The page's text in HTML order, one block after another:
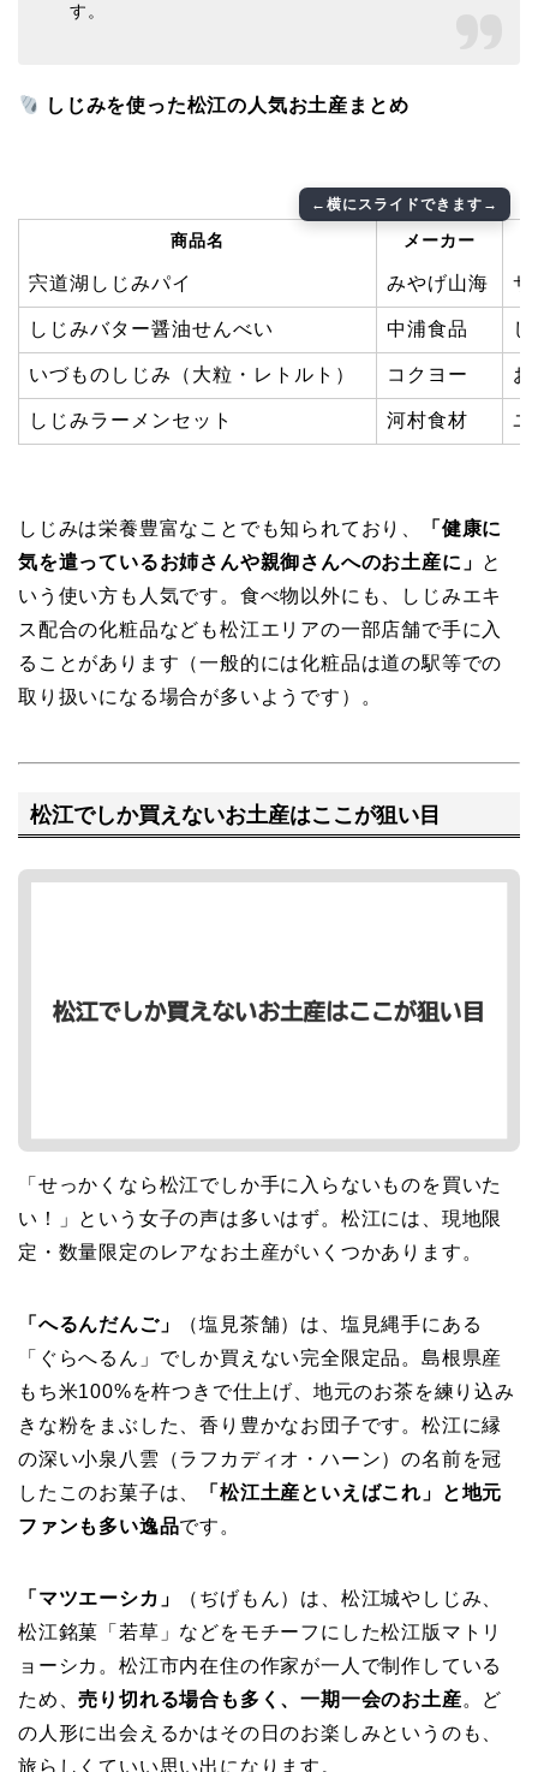
す。
しじみを使った松江の人気お土産まとめ
商品名 メーカー
宍道湖しじみパイ みやげ山海 サ
しじみバター醤油せんべい 中浦食品
いづものしじみ（大粒・レトルト） コクヨー お
しじみラーメンセット 河村食材 ユ
しじみは栄養豊富なことでも知られており、
「健康に
気を遣っているお姉さんや親御さんへのお土産に」 と
いう使い方も人気です。食べ物以外にも、しじみエキ
ス配合の化粧品なども松江エリアの一部店舗で手に入
ることがあります（一般的には化粧品は道の駅等での
取り扱いになる場合が多いようです）。
松江でしか買えないお土産はここが狙い目
「せっかくなら松江でしか手に入らないものを買いた
い！」という女子の声は多いはず。松江には、現地限
定・数量限定のレアなお土産がいくつかあります。
「へるんだんご」
（塩見茶舗）は、塩見縄手にある
「ぐらへるん」でしか買えない完全限定品。島根県産
もち米100%を杵つきで仕上げ、地元のお茶を練り込み
きな粉をまぶした、香り豊かなお団子です。松江に縁
の深い小泉八雲（ラフカディオ・ハーン）の名前を冠
したこのお菓子は、
「松江土産といえばこれ」と地元
ファンも多い逸品です。
「マツエーシカ」
（ぢげもん）は、松江城やしじみ、
松江銘菓「若草」などをモチーフにした松江版マトリ
ョーシカ。松江市内在住の作家が一人で制作している
ため、売り切れる場合も多く、一期一会のお土産。ど
の人形に出会えるかはその日のお楽しみというのも、
旅らしくていい思い出になります。